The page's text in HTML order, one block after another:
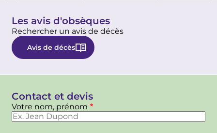
Les avis d'obsèques
Rechercher un avis de décès
Avis de décès
Contact et devis
Votre nom, prénom